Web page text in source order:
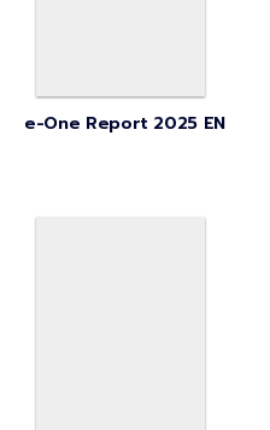
e-One Report 2025 EN